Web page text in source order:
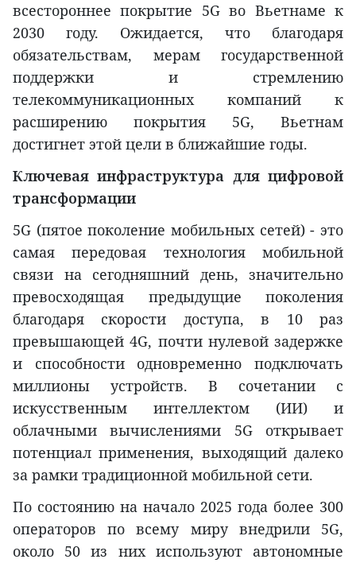
всестороннее покрытие 5G во Вьетнаме к
2030 году. Ожидается, что благодаря
обязательствам, мерам государственной
поддержки и стремлению
телекоммуникационных компаний к
расширению покрытия 5G, Вьетнам
достигнет этой цели в ближайшие годы.
Ключевая инфраструктура для цифровой
трансформации
5G (пятое поколение мобильных сетей) - это
самая передовая технология мобильной
связи на сегодняшний день, значительно
превосходящая предыдущие поколения
благодаря скорости доступа, в 10 раз
превышающей 4G, почти нулевой задержке
и способности одновременно подключать
миллионы устройств. В сочетании с
искусственным интеллектом (ИИ) и
облачными вычислениями 5G открывает
потенциал применения, выходящий далеко
за рамки традиционной мобильной сети.
По состоянию на начало 2025 года более 300
операторов по всему миру внедрили 5G,
около 50 из них используют автономные